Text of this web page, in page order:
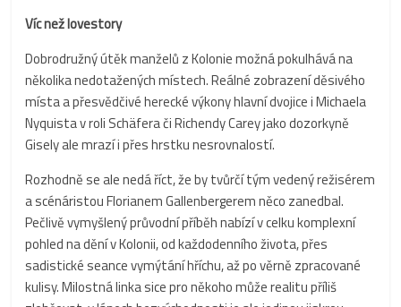
Víc než lovestory
Dobrodružný útěk manželů z Kolonie možná pokulhává na
několika nedotažených místech. Reálné zobrazení děsivého
místa a přesvědčivé herecké výkony hlavní dvojice i Michaela
Nyquista v roli Schäfera či Richendy Carey jako dozorkyně
Gisely ale mrazí i přes hrstku nesrovnalostí.
Rozhodně se ale nedá říct, že by tvůrčí tým vedený režisérem
a scénáristou Florianem Gallenbergerem něco zanedbal.
Pečlivě vymyšlený průvodní příběh nabízí v celku komplexní
pohled na dění v Kolonii, od každodenního života, přes
sadistické seance vymýtání hříchu, až po věrně zpracované
kulisy. Milostná linka sice pro někoho může realitu příliš